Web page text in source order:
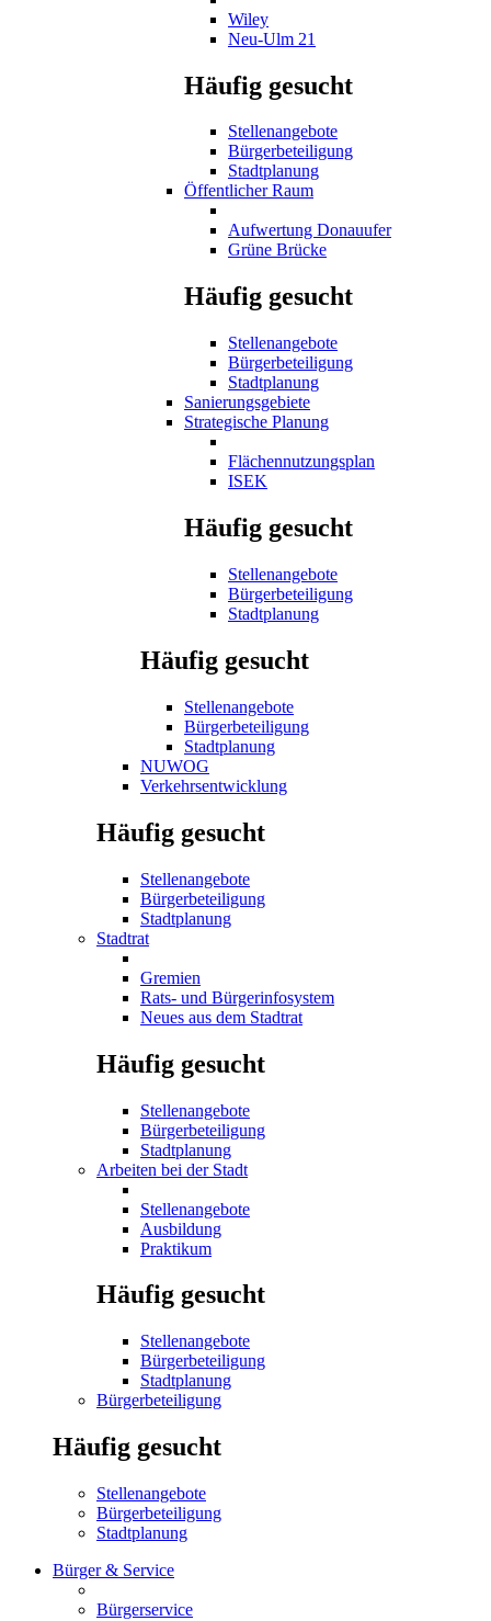
Wiley
Neu-Ulm 21
Häufig gesucht
Stellenangebote
Bürgerbeteiligung
Stadtplanung
Öffentlicher Raum
Aufwertung Donauufer
Grüne Brücke
Häufig gesucht
Stellenangebote
Bürgerbeteiligung
Stadtplanung
Sanierungsgebiete
Strategische Planung
Flächennutzungsplan
ISEK
Häufig gesucht
Stellenangebote
Bürgerbeteiligung
Stadtplanung
Häufig gesucht
Stellenangebote
Bürgerbeteiligung
Stadtplanung
NUWOG
Verkehrsentwicklung
Häufig gesucht
Stellenangebote
Bürgerbeteiligung
Stadtplanung
Stadtrat
Gremien
Rats- und Bürgerinfosystem
Neues aus dem Stadtrat
Häufig gesucht
Stellenangebote
Bürgerbeteiligung
Stadtplanung
Arbeiten bei der Stadt
Stellenangebote
Ausbildung
Praktikum
Häufig gesucht
Stellenangebote
Bürgerbeteiligung
Stadtplanung
Bürgerbeteiligung
Häufig gesucht
Stellenangebote
Bürgerbeteiligung
Stadtplanung
Bürger & Service
Bürgerservice